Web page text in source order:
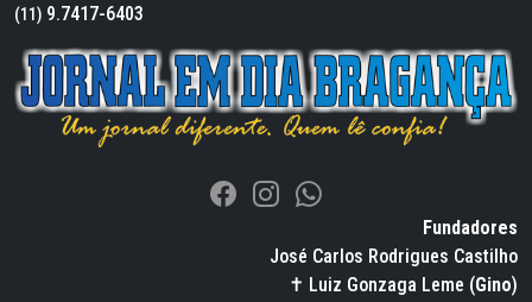
(11) 9.7417-6403
Fundadores
José Carlos Rodrigues Castilho
✝ Luiz Gonzaga Leme (Gino)